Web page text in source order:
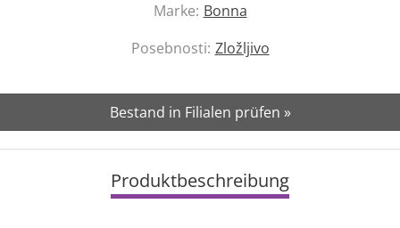
Marke: Bonna
Posebnosti: Zložljivo
Bestand in Filialen prüfen »
Produktbeschreibung